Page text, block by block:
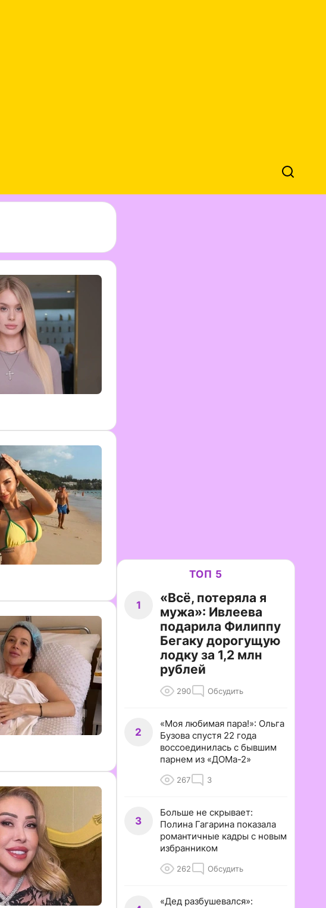
ТОП 5
1
«Всё, потеряла я
мужа»: Ивлеева
подарила Филиппу
Бегаку дорогущую
лодку за 1,2 млн
рублей
290 Обсудить
2
«Моя любимая пара!»: Ольга
Бузова спустя 22 года
воссоединилась с бывшим
парнем из «ДОМа-2»
267 3
3
Больше не скрывает:
Полина Гагарина показала
романтичные кадры с новым
избранником
262 Обсудить
«Дед разбушевался»: